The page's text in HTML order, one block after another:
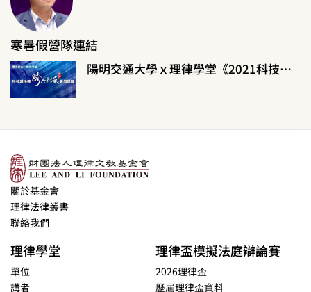
寒暑假營隊連結
陽明交通大學ｘ理律學堂《2021科技與法律跨領域暑假營隊》
關於基金會
理律法律叢書
聯絡我們
理律學堂
單位
講者
理律盃模擬法庭辯論賽
2026理律盃
歷屆理律盃資料